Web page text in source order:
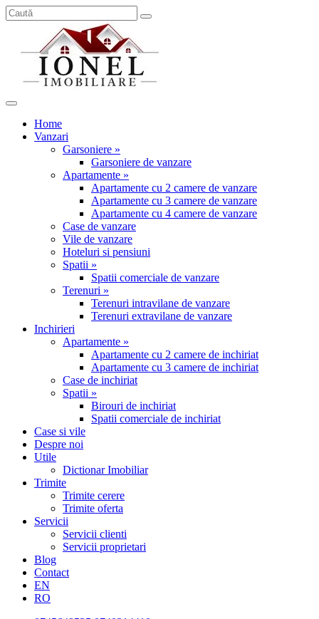
Home
Vanzari
Garsoniere »
Garsoniere de vanzare
Apartamente »
Apartamente cu 2 camere de vanzare
Apartamente cu 3 camere de vanzare
Apartamente cu 4 camere de vanzare
Case de vanzare
Vile de vanzare
Hoteluri si pensiuni
Spatii »
Spatii comerciale de vanzare
Terenuri »
Terenuri intravilane de vanzare
Terenuri extravilane de vanzare
Inchirieri
Apartamente »
Apartamente cu 2 camere de inchiriat
Apartamente cu 3 camere de inchiriat
Case de inchiriat
Spatii »
Birouri de inchiriat
Spatii comerciale de inchiriat
Case si vile
Despre noi
Utile
Dictionar Imobiliar
Trimite
Trimite cerere
Trimite oferta
Servicii
Servicii clienti
Servicii proprietari
Blog
Contact
EN
RO